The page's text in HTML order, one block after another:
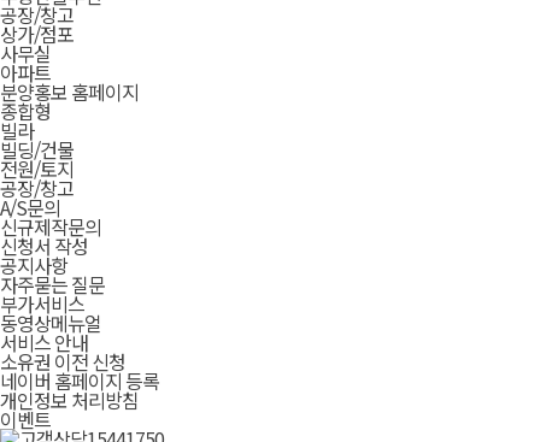
공장/창고
상가/점포
사무실
아파트
분양홍보 홈페이지
종합형
빌라
빌딩/건물
전원/토지
공장/창고
A/S문의
신규제작문의
신청서 작성
공지사항
자주묻는 질문
부가서비스
동영상메뉴얼
서비스 안내
소유권 이전 신청
네이버 홈페이지 등록
개인정보 처리방침
이벤트